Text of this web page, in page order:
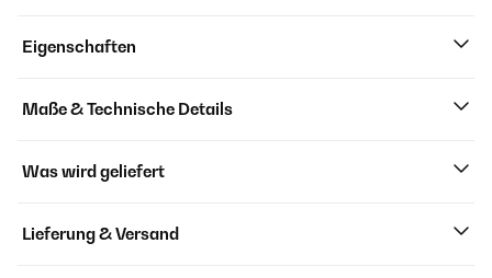
Eigenschaften
Maße & Technische Details
Was wird geliefert
Lieferung & Versand